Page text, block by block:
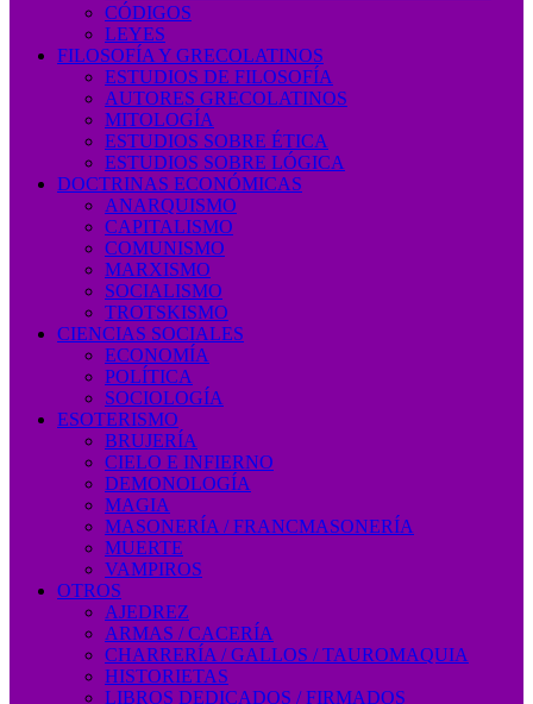
CÓDIGOS
LEYES
FILOSOFÍA Y GRECOLATINOS
ESTUDIOS DE FILOSOFÍA
AUTORES GRECOLATINOS
MITOLOGÍA
ESTUDIOS SOBRE ÉTICA
ESTUDIOS SOBRE LÓGICA
DOCTRINAS ECONÓMICAS
ANARQUISMO
CAPITALISMO
COMUNISMO
MARXISMO
SOCIALISMO
TROTSKISMO
CIENCIAS SOCIALES
ECONOMÍA
POLÍTICA
SOCIOLOGÍA
ESOTERISMO
BRUJERÍA
CIELO E INFIERNO
DEMONOLOGÍA
MAGIA
MASONERÍA / FRANCMASONERÍA
MUERTE
VAMPIROS
OTROS
AJEDREZ
ARMAS / CACERÍA
CHARRERÍA / GALLOS / TAUROMAQUIA
HISTORIETAS
LIBROS DEDICADOS / FIRMADOS